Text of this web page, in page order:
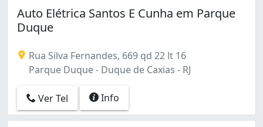
Parque Eldorado (1)
Parque Fluminense (1)
Parque Lafaiete (7)
Parque Muísa (1)
Parque Paulista (1)
Parque Santa Lúcia (2)
Parque Senhor do Bonfim (1)
Parque Uruguaiana (2)
Parque Xerém (2)
Auto Elétrica Santos E Cunha em Parque
Duque
Rua Silva Fernandes, 669 qd 22 lt 16
Parque Duque - Duque de Caxias - RJ
Ver Tel Info